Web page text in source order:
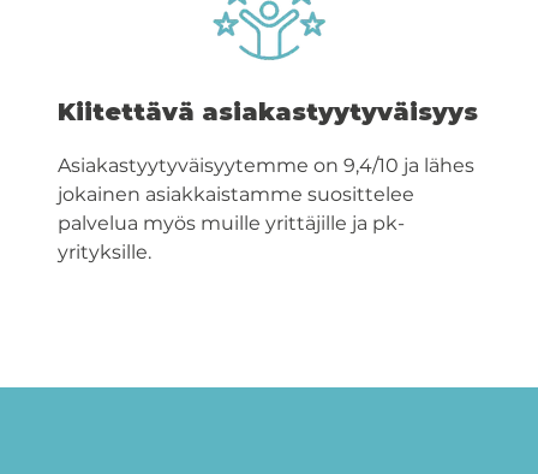
Asiakastyytyväisyytemme on 9,4/10 ja lähes
jokainen asiakkaistamme suosittelee
palvelua myös muille yrittäjille ja pk-
yrityksille.
Kiitettävä asiakastyytyväisyys